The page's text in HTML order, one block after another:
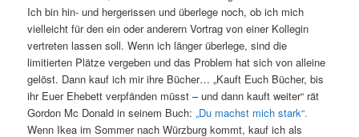
Ich bin hin- und hergerissen und überlege noch, ob ich mich
vielleicht für den ein oder anderern Vortrag von einer Kollegin
vertreten lassen soll. Wenn ich länger überlege, sind die
limitierten Plätze vergeben und das Problem hat sich von alleine
gelöst. Dann kauf ich mir ihre Bücher… „Kauft Euch Bücher, bis
ihr Euer Ehebett verpfänden müsst – und dann kauft weiter“ rät
Gordon Mc Donald in seinem Buch:„Du machst mich stark“.
Wenn Ikea im Sommer nach Würzburg kommt, kauf ich als